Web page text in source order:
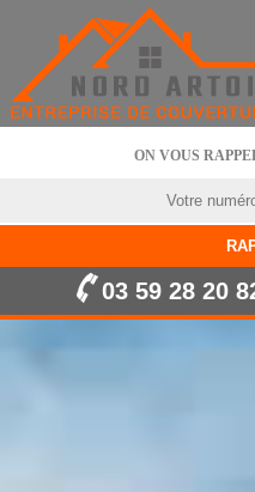
ON VOUS
03 59 28 20